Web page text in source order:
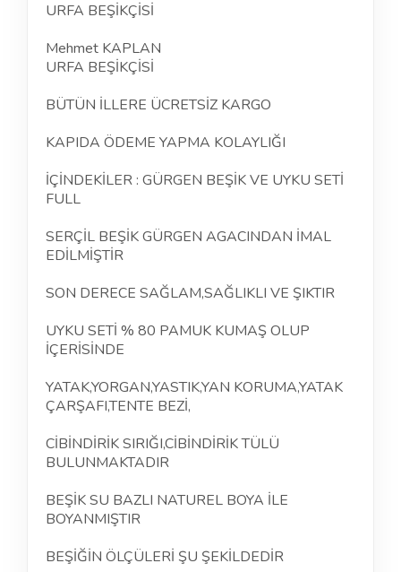
URFA BEŞİKÇİSİ
Mehmet KAPLAN
URFA BEŞİKÇİSİ
BÜTÜN İLLERE ÜCRETSİZ KARGO
KAPIDA ÖDEME YAPMA KOLAYLIĞI
İÇİNDEKİLER : GÜRGEN BEŞİK VE UYKU SETİ
FULL
SERÇİL BEŞİK GÜRGEN AGACINDAN İMAL
EDİLMİŞTİR
SON DERECE SAĞLAM,SAĞLIKLI VE ŞIKTIR
UYKU SETİ % 80 PAMUK KUMAŞ OLUP
İÇERİSİNDE
YATAK,YORGAN,YASTIK,YAN KORUMA,YATAK
ÇARŞAFI,TENTE BEZİ,
CİBİNDİRİK SIRIĞI,CİBİNDİRİK TÜLÜ
BULUNMAKTADIR
BEŞİK SU BAZLI NATUREL BOYA İLE
BOYANMIŞTIR
BEŞİĞİN ÖLÇÜLERİ ŞU ŞEKİLDEDİR